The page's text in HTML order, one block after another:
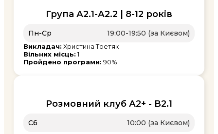
Група А2.1-А2.2 | 8-12 років
Пн-Ср 19:00-19:50 (за Києвом)
Викладач: Христина Третяк
Вільних місць: 1
Пройдено програми: 90%
Розмовний клуб А2+ - В2.1
Сб 10:00 (за Києвом)